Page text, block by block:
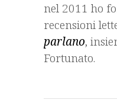
nel 2011 ho
recensioni
parlano,
Fortunato.